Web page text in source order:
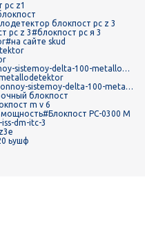
pc z1
блокпост pc z 3
рс z 3#блокпост pc я 3
#на сайте skud
sistemoy-delta-100-metallode
sistemoy-delta-100-metall
блокпост
m v 6
мощность#Блокпост РС-0300 М
dm-itc-3
ьушф